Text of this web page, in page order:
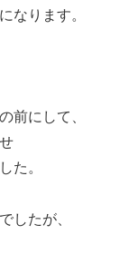
なります。
前にして、
た。
したが、